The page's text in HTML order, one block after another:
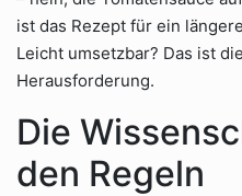
ist das Rezept für ein
Leicht umsetzbar? Das ist
Herausforderung.
Die
den Regeln